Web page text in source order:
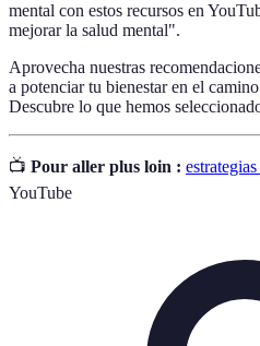
mental con estos recursos en
mejorar la salud mental".
Aprovecha nuestras
a potenciar tu bienestar en el
Descubre lo que hemos
📺 Pour aller plus loin :
YouTube